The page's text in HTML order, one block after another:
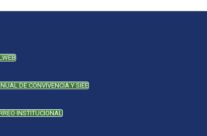
DE CONVIVENCIA Y SIEE
INSTITUCIONAL